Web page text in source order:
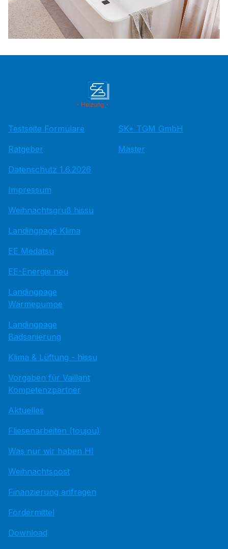
Testseite Formulare
Ratgeber
Datenschutz 1.6.2026
Impressum
Weihnachtsgruß hissu
Landingpage Klima
EE Medatsu
EE-Energie neu
Landingpage
Wärmepumpe
Landingpage
Badsanierung
Klima & Lüftung - hissu
Vorgaben für Vaillant
Kompetenzpartner
Aktuelles
Fliesenarbeiten (toujou)
Was nur wir haben HI
Weihnachtspost
Finanzierung anfragen
Fördermittel
Download
SK+ TGM GmbH
Master